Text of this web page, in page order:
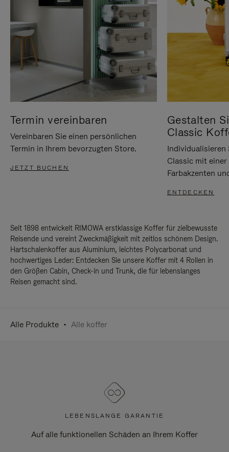
Termin vereinbaren
Vereinbaren Sie einen persönlichen
Termin in Ihrem bevorzugten Store.
JETZT BUCHEN
Gestalten
Classic
Individualisieren
Classic mit
Farbakzenten
ENTDECKEN
Seit 1898 entwickelt RIMOWA erstklassige Koffer für zielbewusste
Reisende und vereint Zweckmäßigkeit mit zeitlos schönem Design.
Hartschalenkoffer aus Aluminium, leichtes Polycarbonat und
hochwertiges Leder: Entdecken Sie unsere Koffer mit 4 Rollen in
den Größen Cabin, Check-in und Trunk, die für lebenslanges
Reisen gemacht sind.
Alle Produkte Alle koffer
LEBENSLANGE GARANTIE
Auf alle funktionellen Schäden an Ihrem Koffer